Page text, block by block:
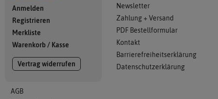
Anmelden
Registrieren
Merkliste
Warenkorb / Kasse
Vertrag widerrufen
AGB
Newsletter
Zahlung + Versand
PDF Bestellformular
Kontakt
Barrierefreiheitserklärung
Datenschutzerklärung